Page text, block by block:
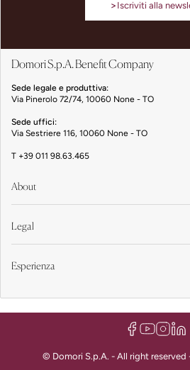
Domori S.p.A. Benefit Company
Sede legale e produttiva:
Via Pinerolo 72/74, 10060 None - TO
Sede uffici:
Via Sestriere 116, 10060 None - TO
T +39 011 98.63.465
About
Legal
Esperienza
> Iscriviti alla
© Domori S.p.A. - All right reserved